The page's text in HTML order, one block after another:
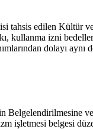
edilen Kültür
kullanma izni
dolayı
işletmesi belgesi